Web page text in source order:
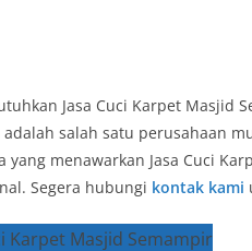
Jasa Cuci Karpet Masjid
adalah salah satu perusahaan
menawarkan Jasa Cuci
Segera hubungi kontak kami